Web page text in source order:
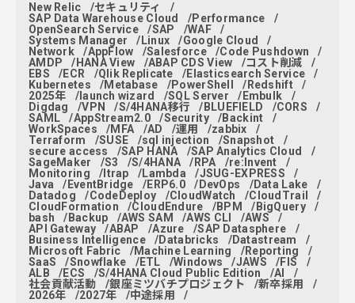
New Relic
セキュリティ
SAP Data Warehouse Cloud
Performance
OpenSearch Service
SAP
WAF
Systems Manager
Linux
Google Cloud
Network
AppFlow Salesforce
Code Pushdown
AMDP
HANA View ABAP CDS View
コスト削減
EBS
ECR Qlik Replicate
Elasticsearch Service
Kubernetes
Metabase PowerShell
Redshift
2025年
launch wizard SQL Server
Embulk
Digdag
VPN S/4HANA移行 BLUEFIELD
CORS
SAML
AppStream2.0 Security
Backint
WorkSpaces
MFA AD 運用
zabbix
Terraform
SUSE sql injection
Snapshot
secure access
SAP HANA
SAP Analytics Cloud
SageMaker
S3 S/4HANA RPA
re:Invent
Monitoring
ltrap Lambda
JSUG-EXPRESS
Java
EventBridge ERP6.0 DevOps
Data Lake
Datadog
CodeDeploy CloudWatch
CloudTrail
CloudFormation
CloudEndure BPM
BigQuery
bash
Backup AWS SAM AWS CLI
AWS
API Gateway
ABAP Azure
SAP Datasphere
Business Intelligence
Databricks
Datastream
Microsoft Fabric
Machine Learning
Reporting
SaaS
Snowflake ETL Windows JAWS
FIS
ALB
ECS S/4HANA Cloud Public Edition
AI
社会貢献活動
銀座ミツバチプロジェクト
新卒採用
2026年
2027年 中途採用